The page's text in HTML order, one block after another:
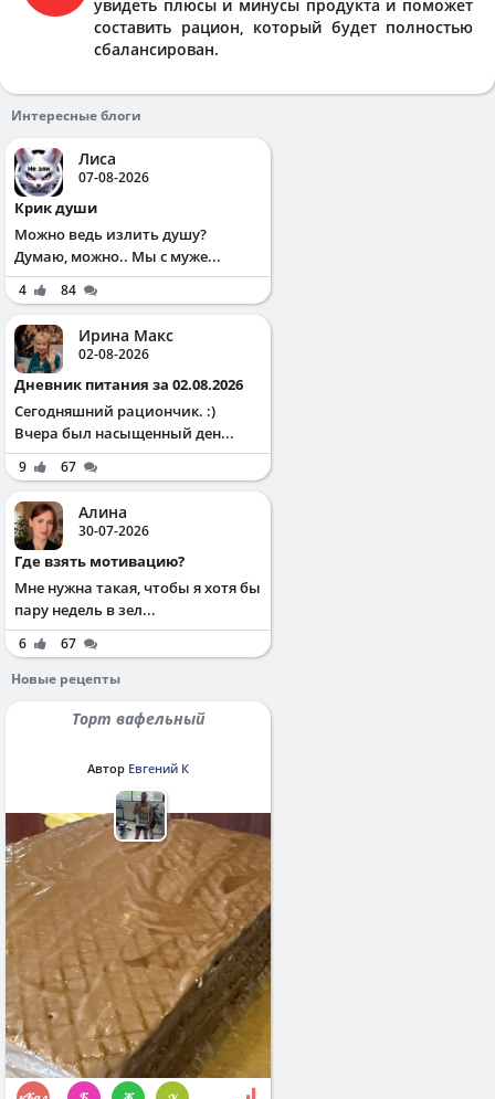
увидеть плюсы и минусы продукта и поможет
составить рацион, который будет полностью
сбалансирован.
Интересные блоги
Лиса
07-08-2026
Крик души
Можно ведь излить душу?
Думаю, можно.. Мы с муже...
4 84
Ирина Макс
02-08-2026
Дневник питания за 02.08.2026
Сегодняшний рациончик. :)
Вчера был насыщенный ден...
9 67
Алина
30-07-2026
Где взять мотивацию?
Мне нужна такая, чтобы я хотя бы
пару недель в зел...
6
67
Новые рецепты
Торт вафельный
Автор Евгений К